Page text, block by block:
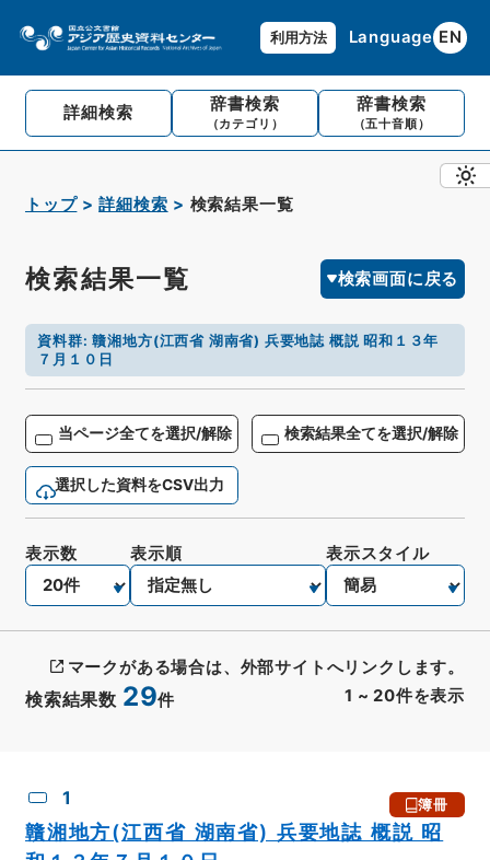
利用方法 Language EN
詳細検索 辞書検索
（カテゴリ）
辞書検索
（五十音順）
トップ 詳細検索 検索結果一覧
検索結果一覧 検索画面に戻る
資料群:贛湘地方(江西省 湖南省) 兵要地誌 概説 昭和１３年
７月１０日
当ページ全てを選択/解除 検索結果全てを選択/解除
選択した資料をCSV出力
検索結果数 29件 1 ~ 20件を表示
表示数 表示順 表示スタイル
マークがある場合は、外部サイトへリンクします。
1 簿冊
贛湘地方(江西省 湖南省) 兵要地誌 概説 昭